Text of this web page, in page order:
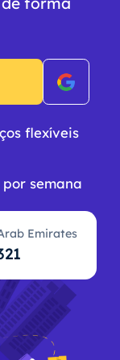
flexíveis
semana
Emirates